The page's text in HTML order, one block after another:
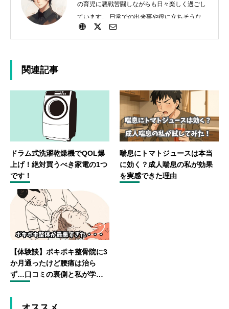
の育児に悪戦苦闘しながらも日々楽しく過ごし
ています。 日常での出来事や役に立ちそうなこ
とを細々投稿していきます。
関連記事
ドラム式洗濯乾燥機でQOL爆
上げ！絶対買うべき家電の1つ
です！
喘息にトマトジュースは本当
に効く？成人喘息の私が効果
を実感できた理由
【体験談】ポキポキ整骨院に3
か月通ったけど腰痛は治ら
ず…口コミの裏側と私が学ん